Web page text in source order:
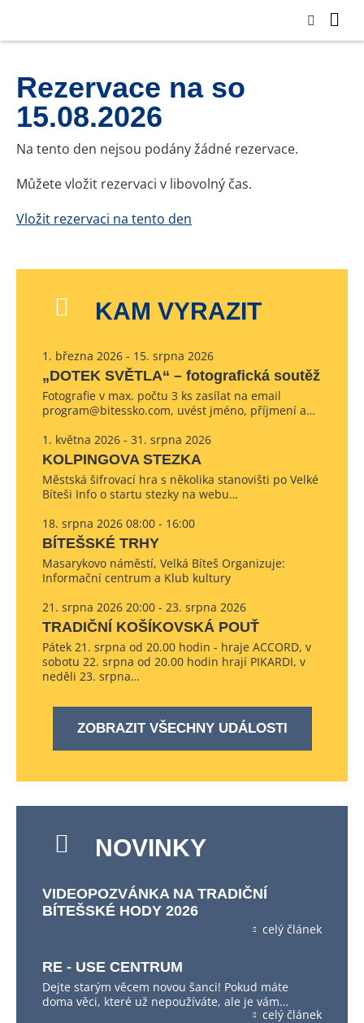
Rezervace na so
15.08.2026
Na tento den nejsou podány žádné rezervace.
Můžete vložit rezervaci v libovolný čas.
Vložit rezervaci na tento den
KAM VYRAZIT
1. března 2026 - 15. srpna 2026
„DOTEK SVĚTLA“ – fotografická soutěž
Fotografie v max. počtu 3 ks zasílat na email
program@bitessko.com, uvést jméno, příjmení a…
1. května 2026 - 31. srpna 2026
KOLPINGOVA STEZKA
Městská šifrovací hra s několika stanovišti po Velké
Bíteši Info o startu stezky na webu…
18. srpna 2026 08:00 - 16:00
BÍTEŠSKÉ TRHY
Masarykovo náměstí, Velká Bíteš Organizuje:
Informační centrum a Klub kultury
21. srpna 2026 20:00 - 23. srpna 2026
TRADIČNÍ KOŠÍKOVSKÁ POUŤ
Pátek 21. srpna od 20.00 hodin - hraje ACCORD, v
sobotu 22. srpna od 20.00 hodin hrají PIKARDI, v
neděli 23. srpna…
ZOBRAZIT VŠECHNY UDÁLOSTI
NOVINKY
VIDEOPOZVÁNKA NA TRADIČNÍ
BÍTEŠSKÉ HODY 2026
celý článek
RE - USE CENTRUM
Dejte starým věcem novou šanci! Pokud máte
doma věci, které už nepoužíváte, ale je vám…
celý článek